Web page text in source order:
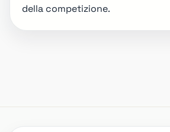
della competizione.